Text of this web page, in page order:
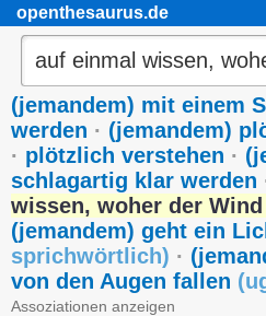
openthesaurus.de
(jemandem) mit einem
werden · (jemandem)
· plötzlich verstehen ·
schlagartig klar werden
wissen, woher der
(jemandem) geht ein
sprichwörtlich) ·
von den Augen fallen (
Assoziationen anzeigen